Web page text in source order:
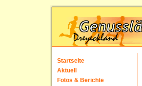
Startseite
Aktuell
Fotos & Berichte